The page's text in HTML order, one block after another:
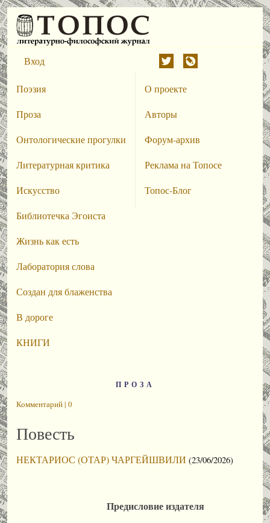
Вход
Поэзия
Проза
Онтологические прогулки
Литературная критика
Искусство
Библиотечка Эгоиста
Жизнь как есть
Лаборатория слова
Создан для блаженства
В дороге
КНИГИ
О проекте
Авторы
Форум-архив
Реклама на Топосе
Топос-Блог
ПРОЗА
Комментарий | 0
Повесть
НЕКТАРИОС (ОТАР) ЧАРГЕЙШВИЛИ (23/06/2026)
Предисловие издателя